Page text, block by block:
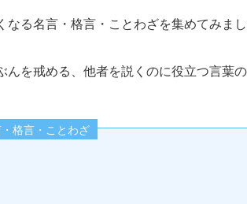
る名言・格言・ことわざを集めてみまし
んを戒める、他者を説くのに役立つ言葉
格言・ことわざ